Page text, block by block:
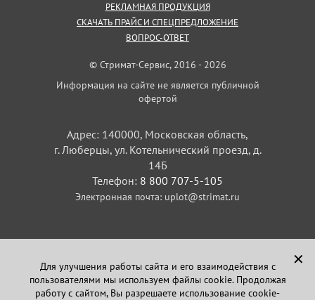
РЕКЛАМНАЯ ПРОДУКЦИЯ
СКАЧАТЬ ПРАЙС И СПЕЦПРЕДЛОЖЕНИЕ
ВОПРОС-ОТВЕТ
© Стримат-Сервис, 2016 - 2026
Информация на сайте не является публичной
офертой
Адрес: 140000, Московская область,
г. Люберцы, ул. Котельнический проезд, д.
14Б
Телефон: 8 800 707-5-105
Электронная почта: uplot@strimat.ru
Задайте вопрос
✕
Для улучшения работы сайта и его взаимодействия с
пользователями мы используем файлы cookie. Продолжая
работу с сайтом, Вы разрешаете использование cookie-